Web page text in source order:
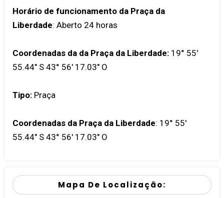
Horário de funcionamento da Praça da
Liberdade: Aberto 24 horas
Coordenadas da da Praça da Liberdade: 19° 55'
55.44" S 43° 56' 17.03" O
Tipo: Praça
Coordenadas da Praça da Liberdade: 19° 55'
55.44" S 43° 56' 17.03" O
Mapa De Localização: